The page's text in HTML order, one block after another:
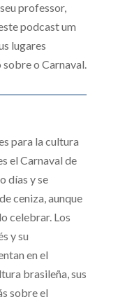
professor,
podcast um
lugares
o Carnaval.
para la cultura
el Carnaval de
días y se
ceniza, aunque
celebrar. Los
y su
en el
brasileña, sus
sobre el